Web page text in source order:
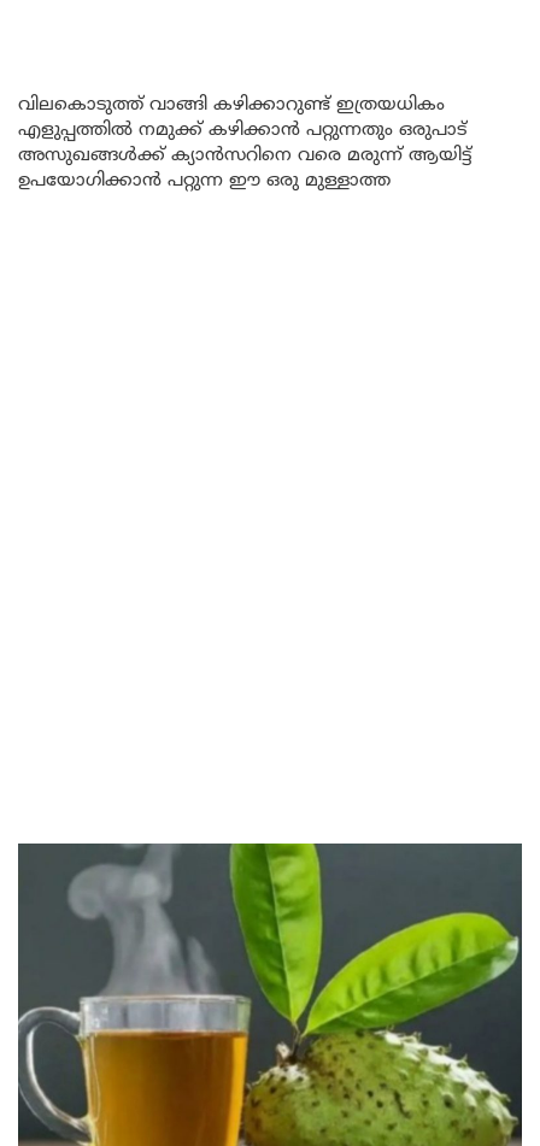
വിലകൊടുത്ത് വാങ്ങി കഴിക്കാറുണ്ട് ഇത്രയധികം
എളുപ്പത്തിൽ നമുക്ക് കഴിക്കാൻ പറ്റുന്നതും ഒരുപാട്
അസുഖങ്ങൾക്ക് ക്യാൻസറിനെ വരെ മരുന്ന് ആയിട്ട്
ഉപയോഗിക്കാൻ പറ്റുന്ന ഈ ഒരു മുള്ളാത്ത